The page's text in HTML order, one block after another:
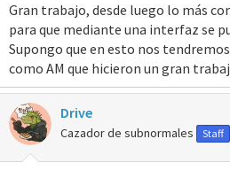
Gran trabajo, desde luego lo más
para que mediante una interfaz se
Supongo que en esto nos
como AM que hicieron un gran
Drive
Cazador de subnormales Staff